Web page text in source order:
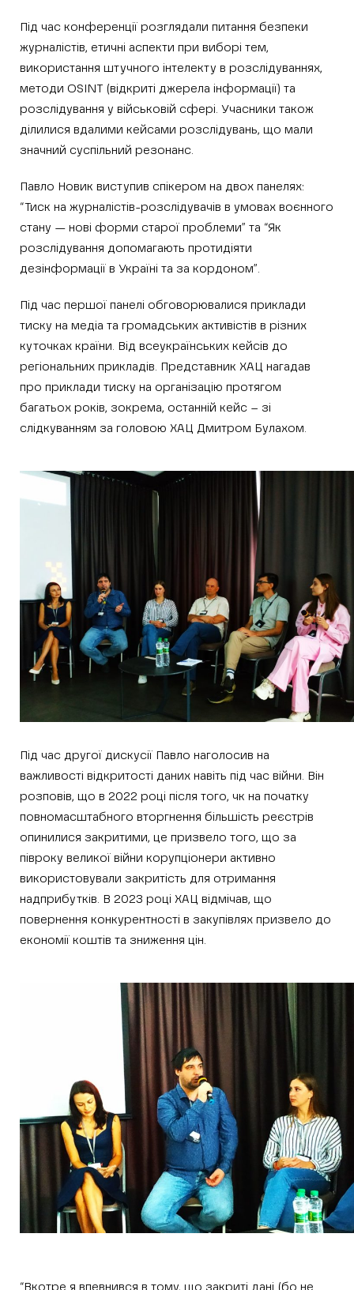
Під час конференції розглядали питання безпеки
журналістів, етичні аспекти при виборі тем,
використання штучного інтелекту в розслідуваннях,
методи OSINT (відкриті джерела інформації) та
розслідування у військовій сфері. Учасники також
ділилися вдалими кейсами розслідувань, що мали
значний суспільний резонанс.
Павло Новик виступив спікером на двох панелях:
“Тиск на журналістів-розслідувачів в умовах воєнного
стану — нові форми старої проблеми” та “Як
розслідування допомагають протидіяти
дезінформації в Україні та за кордоном”.
Під час першої панелі обговорювалися приклади
тиску на медіа та громадських активістів в різних
куточках країни. Від всеукраїнських кейсів до
регіональних прикладів. Представник ХАЦ нагадав
про приклади тиску на організацію протягом
багатьох років, зокрема, останній кейс – зі
слідкуванням за головою ХАЦ Дмитром Булахом.
Під час другої дискусії Павло наголосив на
важливості відкритості даних навіть під час війни. Він
розповів, що в 2022 році після того, чк на початку
повномасштабного вторгнення більшість реєстрів
опинилися закритими, це призвело того, що за
півроку великої війни корупціонери активно
використовували закритість для отримання
надприбутків. В 2023 році ХАЦ відмічав, що
повернення конкурентності в закупівлях призвело до
економії коштів та зниження цін.
“Вкотре я впевнився в тому, що закриті дані (бо не